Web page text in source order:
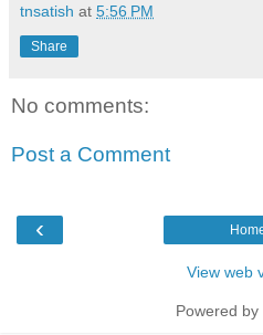
tnsatish at 5:56 PM
Share
No comments:
Post a Comment
‹
View web
Powered by